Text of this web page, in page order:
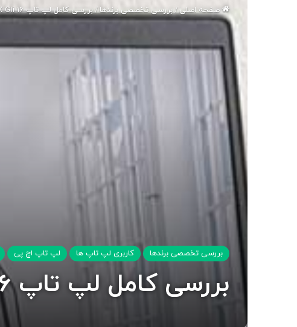
صفحه اصلی/بررسی تخصصی برندها/بررسی کامل لپ تاپ HP ZBook X G1i 16
بررسی تخصصی برندها کاربری لپ تاپ ها لپ تاپ اچ پی
بررسی کامل لپ تاپ HP ZBook X G1i 16